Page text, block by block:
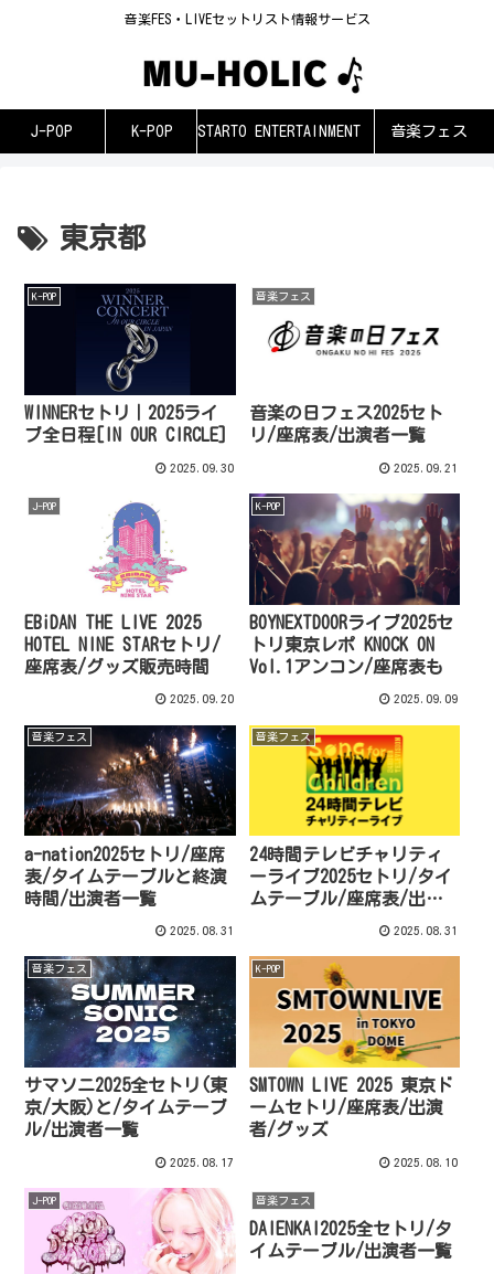
音楽FES・LIVEセットリスト情報サービス
J-POP K-POP STARTO ENTERTAINMENT 音楽フェス
東京都
K-POP
WINNERセトリ｜2025ライ
ブ全日程[IN OUR CIRCLE]
2025.09.30
音楽フェス
音楽の日フェス2025セト
リ/座席表/出演者一覧
2025.09.21
J-POP
EBiDAN THE LIVE 2025
HOTEL NINE STARセトリ/
座席表/グッズ販売時間
2025.09.20
K-POP
BOYNEXTDOORライブ2025セ
トリ東京レポ KNOCK ON
Vol.1アンコン/座席表も
2025.09.09
音楽フェス
a-nation2025セトリ/座席
表/タイムテーブルと終演
時間/出演者一覧
2025.08.31
音楽フェス
24時間テレビチャリティ
ーライブ2025セトリ/タイ
ムテーブル/座席表/出演
2025.08.31
音楽フェス
サマソニ2025全セトリ(東
京/大阪)と/タイムテーブ
ル/出演者一覧
2025.08.17
K-POP
SMTOWN LIVE 2025 東京ド
ームセトリ/座席表/出演
者/グッズ
2025.08.10
J-POP 音楽フェス
DAIENKAI2025全セトリ/タ
イムテーブル/出演者一覧